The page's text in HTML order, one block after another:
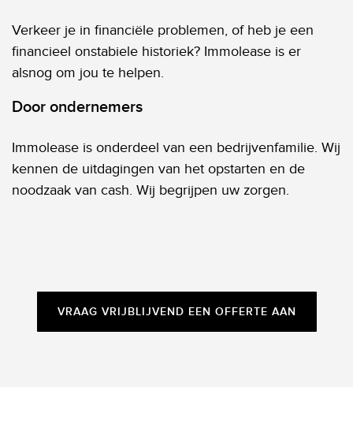
Verkeer je in financiële problemen, of heb je een
financieel onstabiele historiek? Immolease is er
alsnog om jou te helpen.
Door ondernemers
Immolease is onderdeel van een bedrijvenfamilie. Wij
kennen de uitdagingen van het opstarten en de
noodzaak van cash. Wij begrijpen uw zorgen.
VRAAG VRIJBLIJVEND EEN OFFERTE AAN